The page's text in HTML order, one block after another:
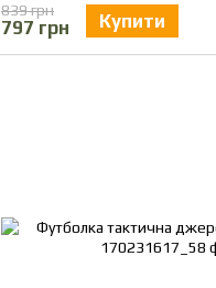
839 грн
797 грн Купити